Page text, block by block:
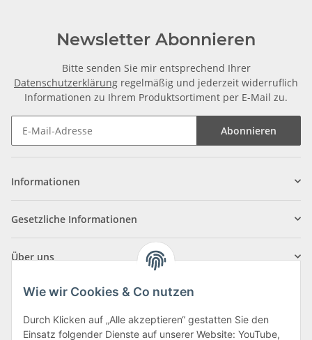
Newsletter Abonnieren
Bitte senden Sie mir entsprechend Ihrer
Datenschutzerklärung regelmäßig und jederzeit widerruflich
Informationen zu Ihrem Produktsortiment per E-Mail zu.
Abonnieren
Informationen
Gesetzliche Informationen
Über uns
Wie wir Cookies & Co nutzen
Durch Klicken auf „Alle akzeptieren“ gestatten Sie den
Einsatz folgender Dienste auf unserer Website: YouTube,